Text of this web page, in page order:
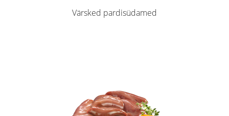
Värsked pardisüdamed